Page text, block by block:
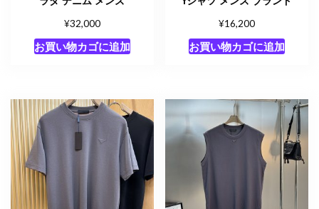
¥32,000
お買い物カゴに追加
¥16,200
お買い物カゴに追加